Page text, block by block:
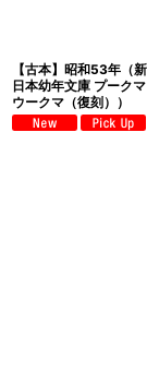
【古本】昭和53年（新
日本幼年文庫 プークマ
ウークマ（復刻））